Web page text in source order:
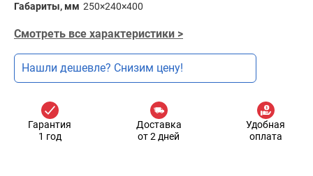
Габариты, мм 250× 240× 400
Смотреть все характеристики >
Нашли дешевле? Снизим цену!
Гарантия
1 год
Доставка
от 2 дней
Удобная
оплата